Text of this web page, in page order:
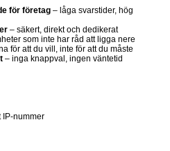
för företag – låga svarstider, hög
– säkert, direkt och dedikerat
som inte har råd att ligga nere
för att du vill, inte för att du måste
– inga knappval, ingen väntetid
IP-nummer